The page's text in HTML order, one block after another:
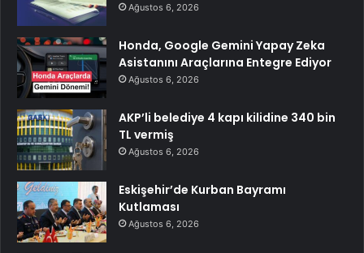
Ağustos 6, 2026
Honda, Google Gemini Yapay Zeka
Asistanını Araçlarına Entegre Ediyor
Ağustos 6, 2026
AKP’li belediye 4 kapı kilidine 340 bin
TL vermiş
Ağustos 6, 2026
Eskişehir’de Kurban Bayramı
Kutlaması
Ağustos 6, 2026